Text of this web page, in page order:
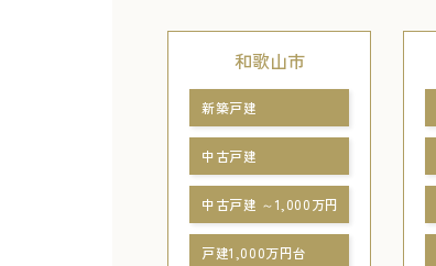
和歌山市
新築戸建
中古戸建
中古戸建 ～1,000万円
戸建1,000万円台